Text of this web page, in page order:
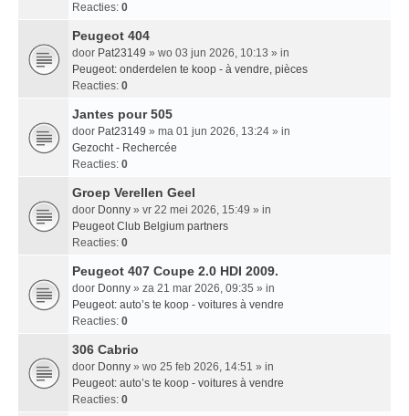
Reacties: 0
Peugeot 404
door Pat23149 » wo 03 jun 2026, 10:13 » in
Peugeot: onderdelen te koop - à vendre, pièces
Reacties: 0
Jantes pour 505
door Pat23149 » ma 01 jun 2026, 13:24 » in
Gezocht - Rechercée
Reacties: 0
Groep Verellen Geel
door Donny » vr 22 mei 2026, 15:49 » in
Peugeot Club Belgium partners
Reacties: 0
Peugeot 407 Coupe 2.0 HDI 2009.
door Donny » za 21 mar 2026, 09:35 » in
Peugeot: auto’s te koop - voitures à vendre
Reacties: 0
306 Cabrio
door Donny » wo 25 feb 2026, 14:51 » in
Peugeot: auto’s te koop - voitures à vendre
Reacties: 0